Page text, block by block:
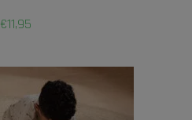
€11,95